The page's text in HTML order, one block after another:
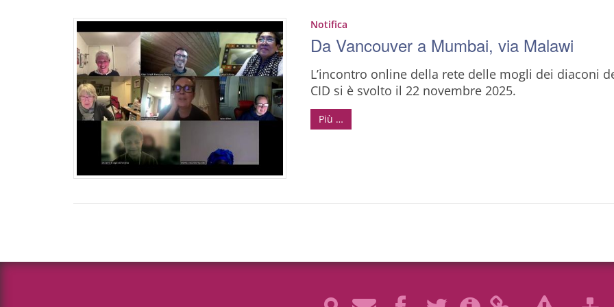
Notifica
Da Vancouver a Mumbai, via Malawi
L’incontro online della rete delle mogli dei diaconi
CID si è svolto il 22 novembre 2025.
Più …